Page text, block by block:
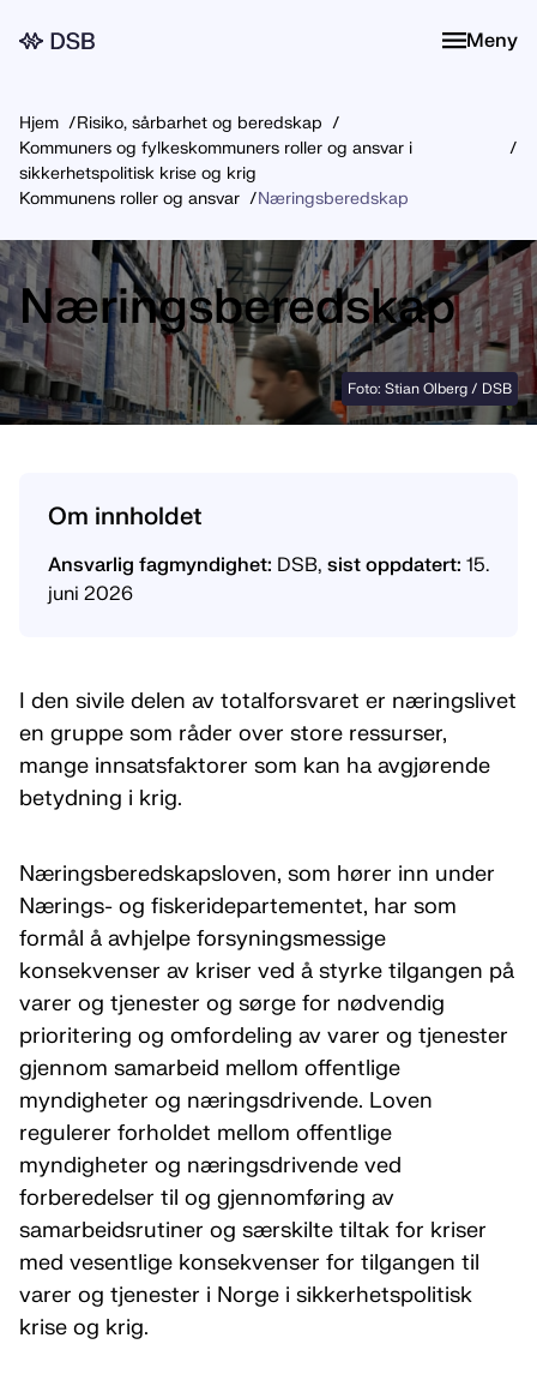
Meny
Meny
Hjem
Risiko, sårbarhet og beredskap
Kommuners og fylkeskommuners roller og ansvar i
sikkerhetspolitisk krise og krig
Kommunens roller og ansvar
Næringsberedskap
Næringsberedskap
Foto: Stian Olberg / DSB
Om innholdet
Ansvarlig fagmyndighet: DSB, sist oppdatert: 15.
juni 2026
I den sivile delen av totalforsvaret er næringslivet
en gruppe som råder over store ressurser,
mange innsatsfaktorer som kan ha avgjørende
betydning i krig.
Næringsberedskapsloven, som hører inn under
Nærings- og fiskeridepartementet, har som
formål å avhjelpe forsyningsmessige
konsekvenser av kriser ved å styrke tilgangen på
varer og tjenester og sørge for nødvendig
prioritering og omfordeling av varer og tjenester
gjennom samarbeid mellom offentlige
myndigheter og næringsdrivende. Loven
regulerer forholdet mellom offentlige
myndigheter og næringsdrivende ved
forberedelser til og gjennomføring av
samarbeidsrutiner og særskilte tiltak for kriser
med vesentlige konsekvenser for tilgangen til
varer og tjenester i Norge i sikkerhetspolitisk
krise og krig.